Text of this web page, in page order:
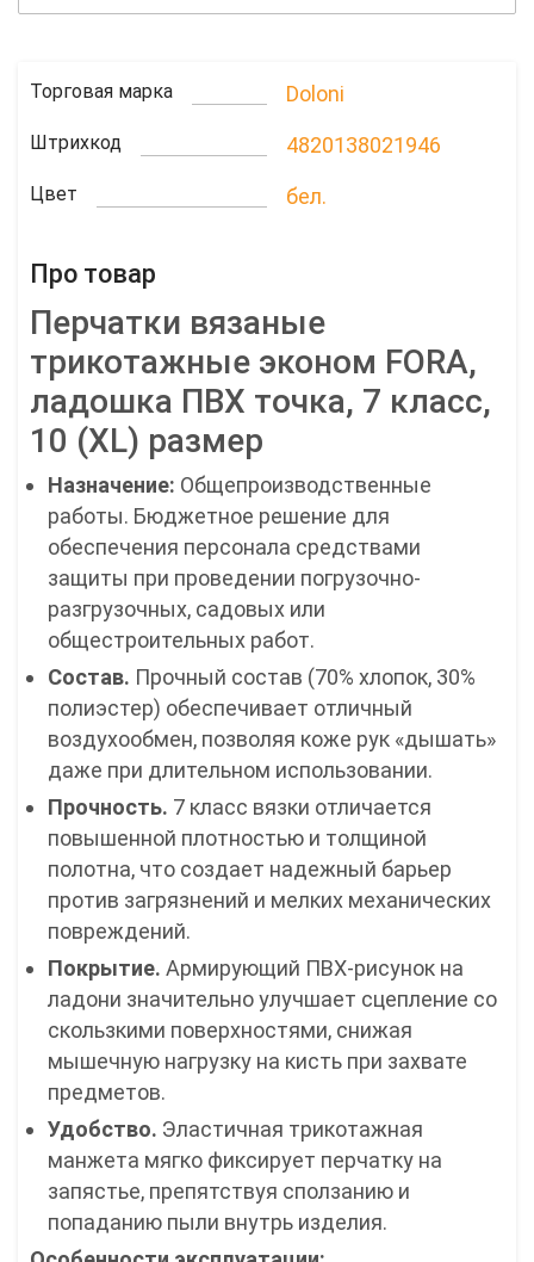
Торговая марка Doloni
Штрихкод 4820138021946
Цвет бел.
Про товар
Перчатки вязаные
трикотажные эконом FORA,
ладошка ПВХ точка, 7 класс,
10 (XL) размер
Назначение: Общепроизводственные
работы. Бюджетное решение для
обеспечения персонала средствами
защиты при проведении погрузочно-
разгрузочных, садовых или
общестроительных работ.
Состав. Прочный состав (70% хлопок, 30%
полиэстер) обеспечивает отличный
воздухообмен, позволяя коже рук «дышать»
даже при длительном использовании.
Прочность. 7 класс вязки отличается
повышенной плотностью и толщиной
полотна, что создает надежный барьер
против загрязнений и мелких механических
повреждений.
Покрытие. Армирующий ПВХ-рисунок на
ладони значительно улучшает сцепление со
скользкими поверхностями, снижая
мышечную нагрузку на кисть при захвате
предметов.
Удобство. Эластичная трикотажная
манжета мягко фиксирует перчатку на
запястье, препятствуя сползанию и
попаданию пыли внутрь изделия.